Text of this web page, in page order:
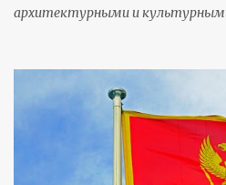
архитектурными и
возводили члены правящей
горожане и
многим мечетям есть чем